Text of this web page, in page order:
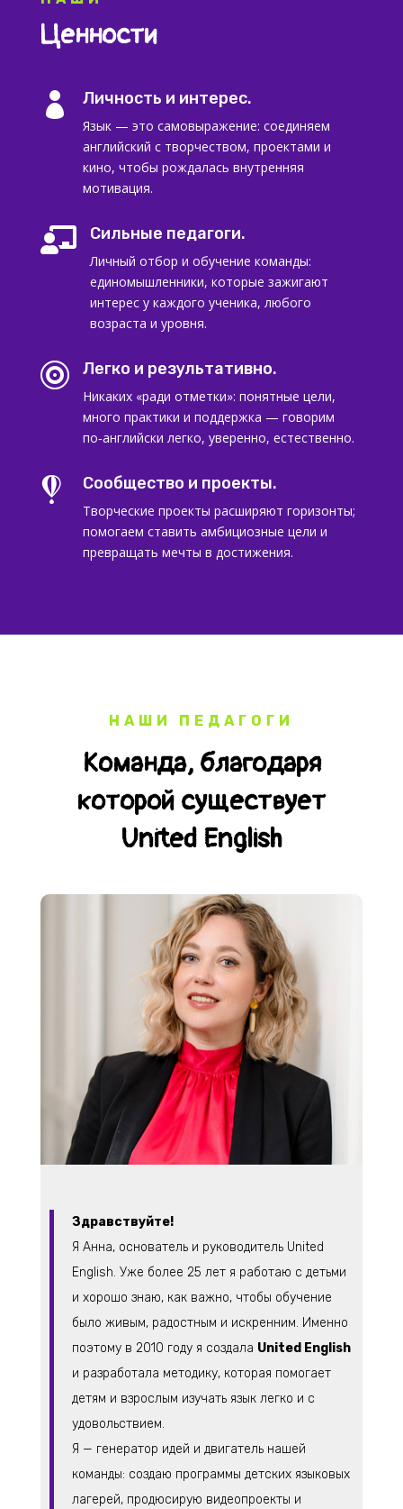
Ценности
 Личность и интерес.
Язык — это самовыражение: соединяем
английский с творчеством, проектами и
кино, чтобы рождалась внутренняя
мотивация.
 Сильные педагоги.
Личный отбор и обучение команды:
единомышленники, которые зажигают
интерес у каждого ученика, любого
возраста и уровня.
 Легко и результативно.
Никаких «ради отметки»: понятные цели,
много практики и поддержка — говорим
по‑английски легко, уверенно, естественно.
 Сообщество и проекты.
Творческие проекты расширяют горизонты;
помогаем ставить амбициозные цели и
превращать мечты в достижения.
НАШИ ПЕДАГОГИ
Команда, благодаря
которой существует
United English
Здравствуйте!
Я Анна, основатель и руководитель United
English. Уже более 25 лет я работаю с детьми
и хорошо знаю, как важно, чтобы обучение
было живым, радостным и искренним. Именно
поэтому в 2010 году я создала United English
и разработала методику, которая помогает
детям и взрослым изучать язык легко и с
удовольствием.
Я — генератор идей и двигатель нашей
команды: создаю программы детских языковых
лагерей, продюсирую видеопроекты и